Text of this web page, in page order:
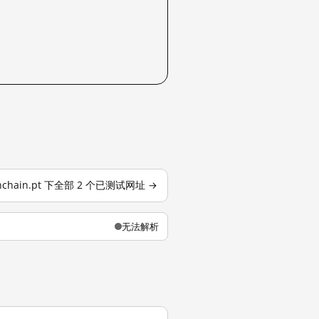
下全部 2 个已测试网址 →
无法解析